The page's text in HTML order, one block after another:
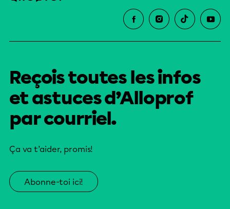
Reçois toutes les infos
et astuces d’Alloprof
par courriel.
Ça va t’aider, promis!
Abonne-toi ici!